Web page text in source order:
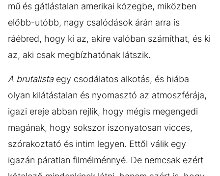
mű és gátlástalan amerikai közegbe, miközben
előbb-utóbb, nagy csalódások árán arra is
ráébred, hogy ki az, akire valóban számíthat, és ki
az, aki csak megbízhatónak látszik.
A brutalistaegy csodálatos alkotás, és hiába
olyan kilátástalan és nyomasztó az atmoszférája,
igazi ereje abban rejlik, hogy mégis megengedi
magának, hogy sokszor iszonyatosan vicces,
szórakoztató és intim legyen. Ettől válik egy
igazán páratlan filmélménnyé. De nemcsak ezért